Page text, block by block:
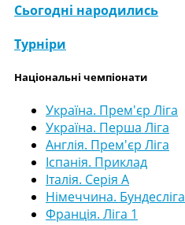
Сьогодні народились
Турніри
Національні чемпіонати
Україна. Прем'єр Ліга
Україна. Перша Ліга
Англія. Прем'єр Ліга
Іспанія. Приклад
Італія. Серія А
Німеччина. Бундесліга
Франція. Ліга 1